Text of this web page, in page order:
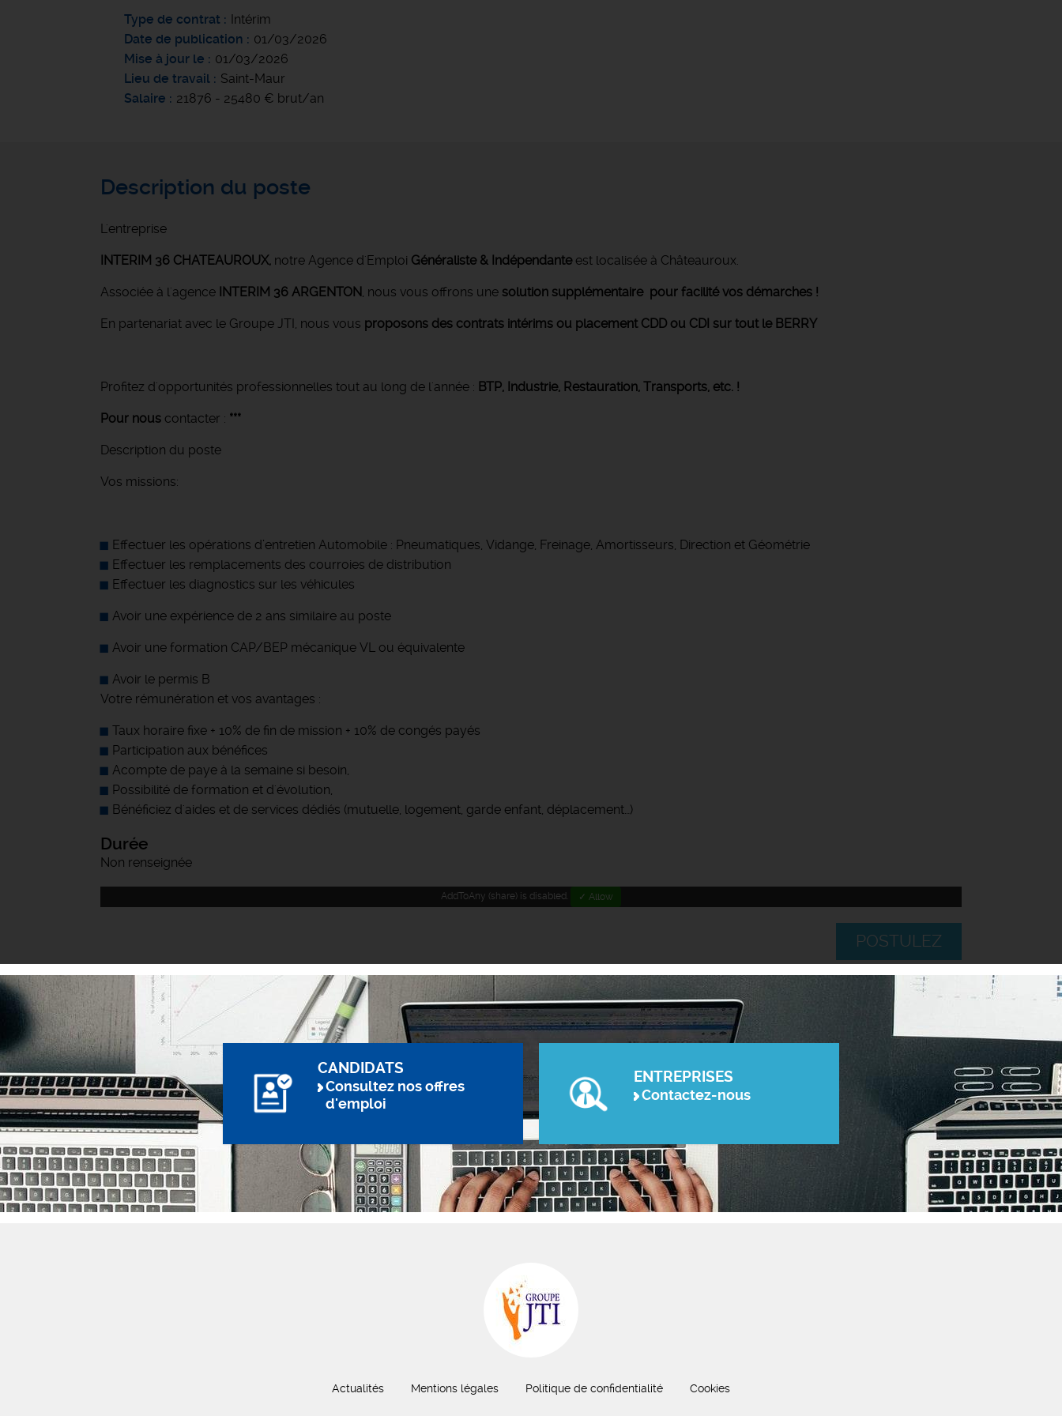
Type de contrat
Intérim
Date de publication
01/03/2026
Mise à jour le
01/03/2026
Lieu de travail
Saint-Maur
Salaire
21876 - 25480 € brut/an
Description du poste
L'entreprise
INTERIM 36 CHATEAUROUX, notre Agence d'Emploi Généraliste & Indépendante est localisée à Châteauroux.
Associée à l'agence INTERIM 36 ARGENTON, nous vous offrons une solution supplémentaire pour facilité vos démarches !
En partenariat avec le Groupe JTI, nous vous proposons des contrats intérims ou placement CDD ou CDI sur tout le BERRY
Profitez d'opportunités professionnelles tout au long de l'année : BTP, Industrie, Restauration, Transports, etc. !
Pour nous contacter : ***
Description du poste
Vos missions:
Effectuer les opérations d’entretien Automobile : Pneumatiques, Vidange, Freinage, Amortisseurs, Direction et Géométrie
Effectuer les remplacements des courroies de distribution
Effectuer les diagnostics sur les véhicules
Avoir une expérience de 2 ans similaire au poste
Avoir une formation CAP/BEP mécanique VL ou équivalente
Avoir le permis B
Votre rémunération et vos avantages :
Taux horaire fixe + 10% de fin de mission + 10% de congés payés
Participation aux bénéfices
Acompte de paye à la semaine si besoin,
Possibilité de formation et d'évolution,
Bénéficiez d'aides et de services dédiés (mutuelle, logement, garde enfant, déplacement…)
Durée
Non renseignée
AddToAny (share) is disabled. ✓ Allow
POSTULEZ
CANDIDATS
Consultez nos offres
d'emploi
ENTREPRISES
Contactez-nous
Actualités Mentions légales Politique de confidentialité Cookies